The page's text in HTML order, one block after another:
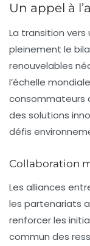
Un appel à
La transition
pleinement le
renouvelables
l’échelle
consommateurs
des solutions
défis
Collaboration
Les alliances
les partenariats
renforcer les
commun des